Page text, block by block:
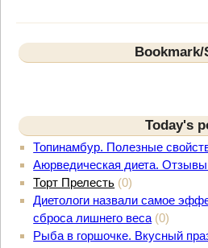
Today's
Топинамбур. Полезные
Аюрведическая диета.
Торт Прелесть (0)
Диетологи назвали самое
сброса лишнего веса (0)
Рыба в горшочке. Вкусный